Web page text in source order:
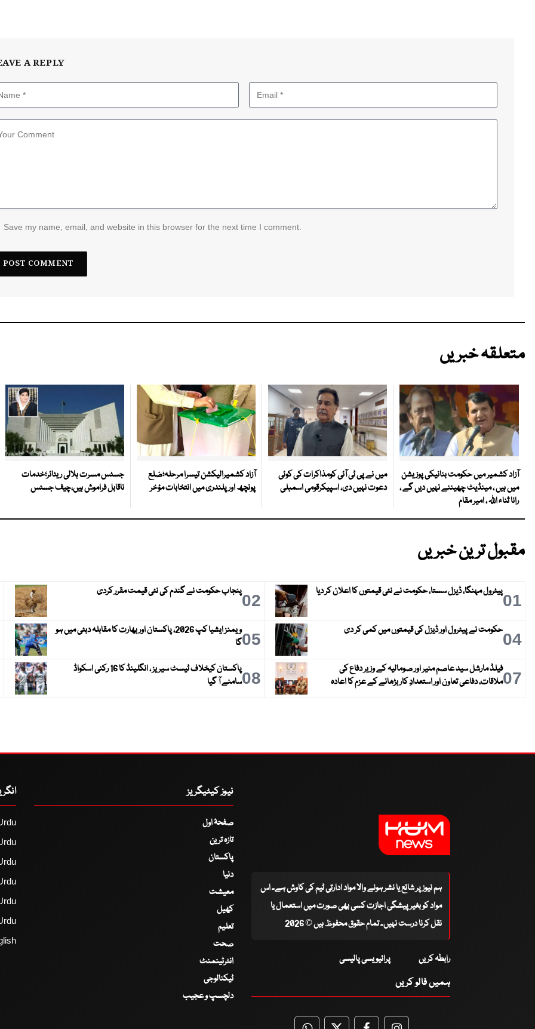
A REPLY
Save my name, email, and website in this browser for the next time I comment.
متعلقہ خبریں
آزاد کشمیر میں حکومت بنانیکی پوزیشن
میں ہیں ، مینڈیٹ چھیننے نہیں دیں گے ،
رانا ثناء اللہ ، امیر مقام
میں نے پی ٹی آئی کومذاکرات کی کوئی
دعوت نہیں دی، اسپیکرقومی اسمبلی
آزاد کشمیرالیکشن تیسرا مرحلہ؛ضلع
پونچھ اور پلندری میں انتخابات مؤخر
جسٹس مسرت ہلالی ریٹائر؛خدمات
ناقابل فراموش ہیں،چیف جسٹس
مقبول ترین خبریں
01پیٹرول مہنگا، ڈیزل سستا، حکومت نے نئی قیمتوں کا اعلان کر دیا 02پنجاب حکومت نے گندم کی نئی قیمت مقرر کردی
04حکومت نے پیٹرول اور ڈیزل کی قیمتوں میں کمی کر دی 05
ویمنز ایشیا کپ 2026، پاکستان اور بھارت کا مقابلہ دبئی میں ہو
گا
07فیلڈ مارشل سید عاصم منیر اور صومالیہ کے وزیر دفاع کی
ملاقات، دفاعی تعاون اور استعدادِ کار بڑھانے کے عزم کا اعادہ
08
پاکستان کیخلاف ٹیسٹ سیریز ، انگلینڈ کا 16 رکنی اسکواڈ
سامنے آ گیا
ہم نیوز پر شائع یا نشر ہونے والا مواد ادارتی ٹیم کی کاوش ہے۔ اس
مواد کو بغیر پیشگی اجازت کسی بھی صورت میں استعمال یا
نقل کرنا درست نہیں۔ تمام حقوق محفوظ ہیں © 2026
رابطہ کریں پرائیویسی پالیسی
ہمیں فالو کریں
نیوز کیٹیگریز
صفحۂ اول
تازہ ترین
پاکستان
دنیا
معیشت
کھیل
تعلیم
صحت
انٹرٹینمنٹ
ٹیکنالوجی
دلچسپ و عجیب